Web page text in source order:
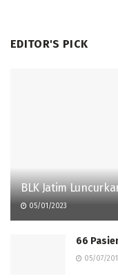
EDITOR'S PICK
BLK Jatim
05/01/2023
66
05/07/